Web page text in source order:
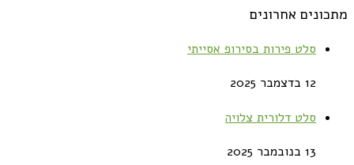
מתכונים אחרונים
סלט פירות בסירופ אסייתי
12 בדצמבר 2025
סלט דלורית צלויה
13 בנובמבר 2025